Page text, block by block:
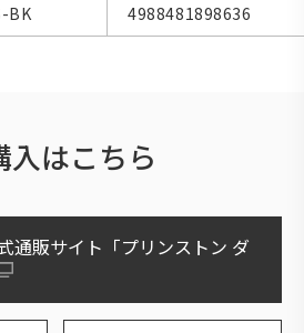
BK
4988481898636
入はこちら
通販サイト「プリンストン ダ